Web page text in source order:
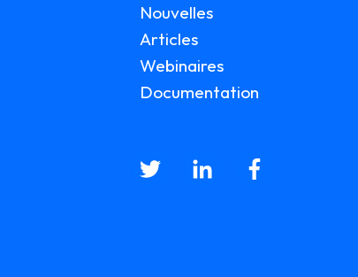
Nouvelles
Articles
Webinaires
Documentation